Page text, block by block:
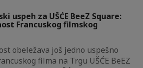
uspeh za UŠĆE BeeZ Square:
Francuskog filmskog
obeležava još jedno uspešno
filma na Trgu UŠĆE BeEZ